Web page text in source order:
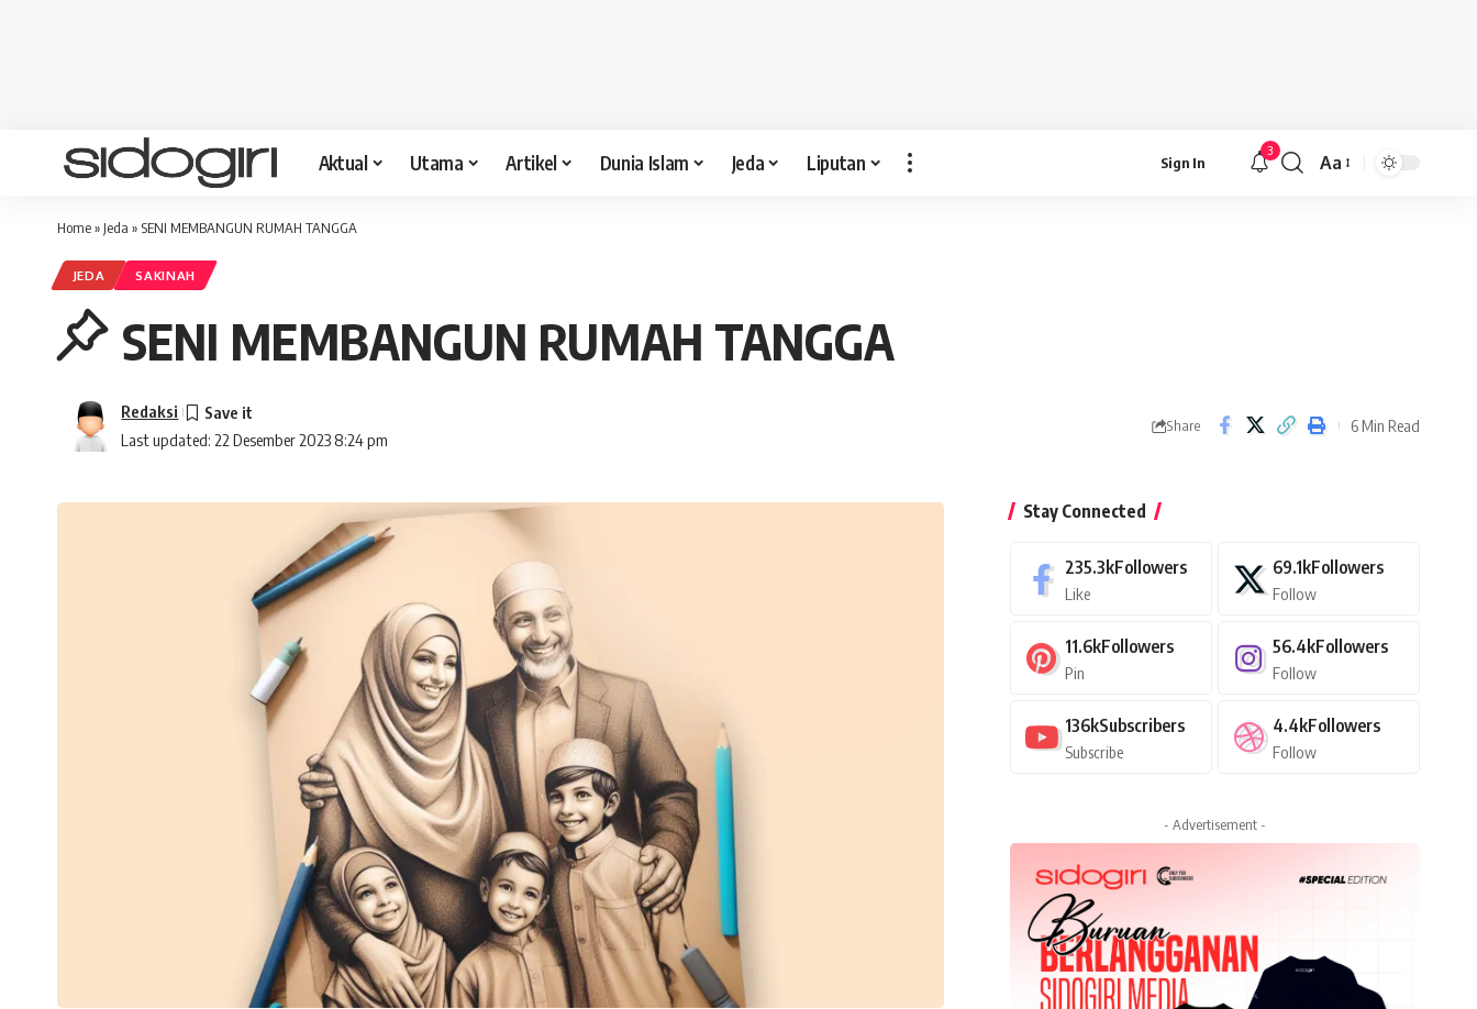
Aktual Utama Artikel Dunia Islam Jeda Liputan Sign In
3
Font
Aa
Home» Jeda » SENI MEMBANGUN RUMAH TANGGA
JEDA SAKINAH
SENI MEMBANGUN RUMAH TANGGA
Last updated: 22 Desember 2023 8:24 pm
Redaksi
Share 6 Min Read
Stay Connected
235.3kFollowers
Like
69.1kFollowers
Follow
11.6kFollowers
Pin
56.4kFollowers
Follow
136kSubscribers
Subscribe
4.4kFollowers
Follow
- Advertisement -